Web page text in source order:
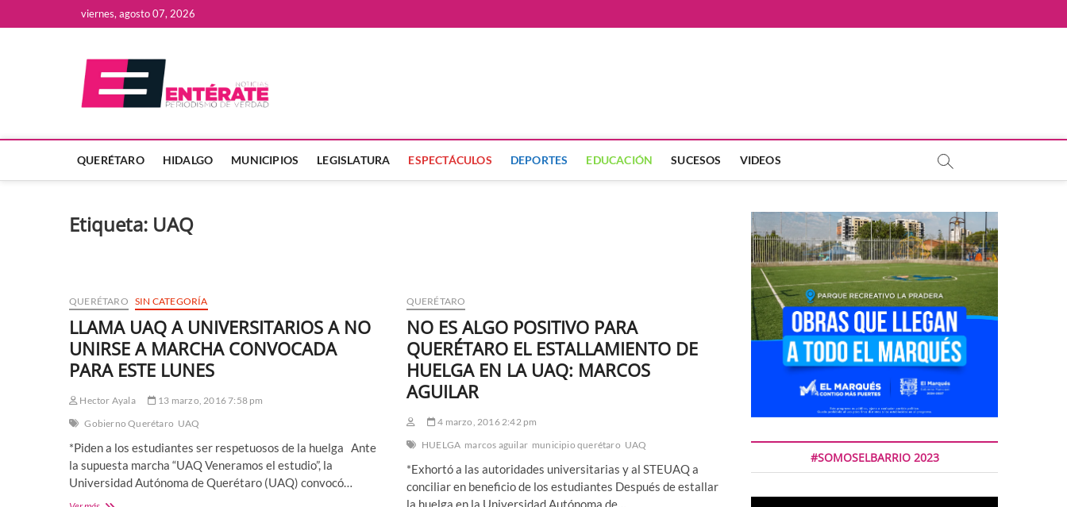
al
viernes, agosto 07, 2026
QUERÉTARO HIDALGO MUNICIPIOS LEGISLATURA ESPECTÁCULOS DEPORTES EDUCACIÓN SUCESOS VIDEOS
Etiqueta: UAQ
QUERÉTARO SIN CATEGORÍA
LLAMA UAQ A UNIVERSITARIOS A NO
UNIRSE A MARCHA CONVOCADA
PARA ESTE LUNES
Hector Ayala
13 marzo, 2016 7:58 pm
Gobierno Querétaro UAQ
*Piden a los estudiantes ser respetuosos de la huelga Ante
la supuesta marcha “UAQ Veneramos el estudio”, la
Universidad Autónoma de Querétaro (UAQ) convocó…
QUERÉTARO
NO ES ALGO POSITIVO PARA
QUERÉTARO EL ESTALLAMIENTO DE
HUELGA EN LA UAQ: MARCOS
AGUILAR
4 marzo, 2016 2:42 pm
HUELGA marcos aguilar municipio querétaro UAQ
*Exhortó a las autoridades universitarias y al STEUAQ a
conciliar en beneficio de los estudiantes Después de estallar
la huelga en la Universidad Autónoma de…
#SOMOSELBARRIO 2023